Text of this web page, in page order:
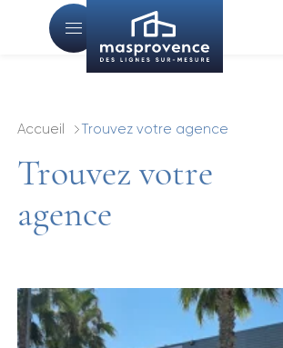
Accueil Trouvez votre agence
Trouvez votre
agence